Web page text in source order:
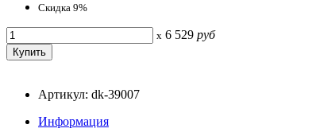
Скидка 9%
x 6 529 руб
Артикул: dk-39007
Информация